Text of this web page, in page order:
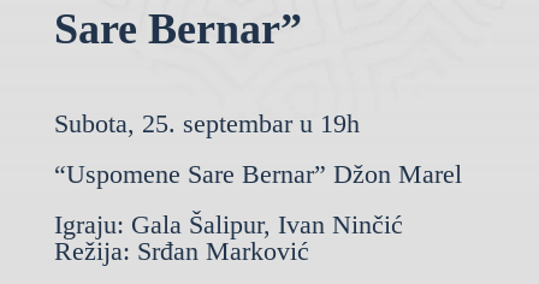
Sare Bernar”
Subota, 25. septembar u 19h
“Uspomene Sare Bernar” Džon Marel
Igraju: Gala Šalipur, Ivan Ninčić
Režija: Srđan Marković